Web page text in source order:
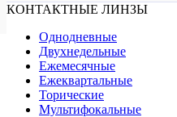
КОНТАКТНЫЕ ЛИНЗЫ
Однодневные
Двухнедельные
Ежемесячные
Ежеквартальные
Торические
Мультифокальные